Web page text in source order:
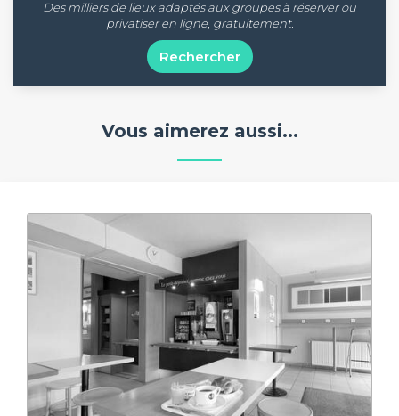
Des milliers de lieux adaptés aux groupes à réserver ou
privatiser en ligne, gratuitement.
Rechercher
Vous aimerez aussi...